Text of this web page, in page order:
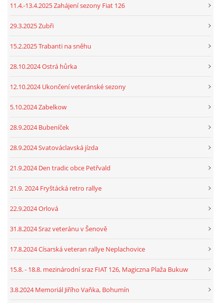
11.4.-13.4.2025 Zahájení sezony Fiat 126
29.3.2025 Zubři
15.2.2025 Trabanti na sněhu
28.10.2024 Ostrá hůrka
12.10.2024 Ukončení veteránské sezony
5.10.2024 Zabelkow
28.9.2024 Bubeníček
28.9.2024 Svatováclavská jízda
21.9.2024 Den tradic obce Petřvald
21.9. 2024 Fryštácká retro rallye
22.9.2024 Orlová
31.8.2024 Sraz veteránu v Šenově
17.8.2024 Císarská veteran rallye Neplachovice
15.8. - 18.8. mezinárodní sraz FIAT 126, Magiczna Plaža Bukuw
3.8.2024 Memoriál Jiřího Vaňka, Bohumín